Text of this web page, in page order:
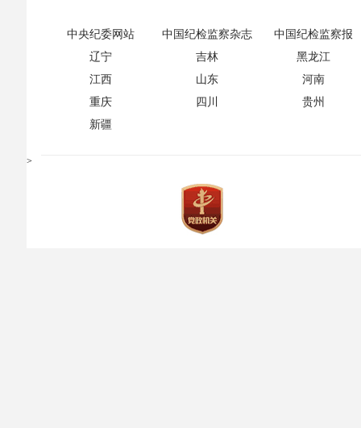
中央纪委网站 中国纪检监察杂志
中国纪检监察报
辽宁
吉林
黑龙江
江西
山东
河南
重庆
四川
贵州
新疆
>